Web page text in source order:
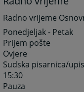
Radno vrijeme
Ponedjeljak
Prijem
Ovjere
Sudska pisarnica/
15:30
Pauza